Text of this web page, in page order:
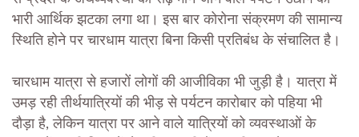
भारी आर्थिक झटका लगा था। इस बार कोरोना संक्रमण की सामान्य
स्थिति होने पर चारधाम यात्रा बिना किसी प्रतिबंध के संचालित है।
चारधाम यात्रा से हजारों लोगों की आजीविका भी जुड़ी है। यात्रा में
उमड़ रही तीर्थयात्रियों की भीड़ से पर्यटन कारोबार को पहिया भी
दौड़ा है, लेकिन यात्रा पर आने वाले यात्रियों को व्यवस्थाओं के